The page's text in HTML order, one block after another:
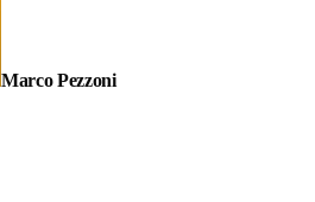
Marco Pezzoni